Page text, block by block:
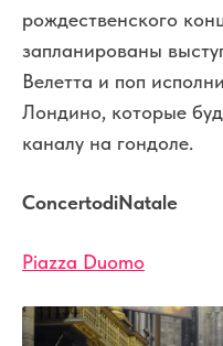
рождественского
запланированы
Велетта и поп
Лондино, которые
каналу на гондоле.
ConcertodiNatale
Piazza Duomo